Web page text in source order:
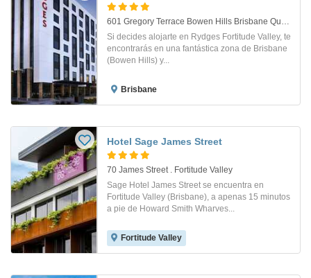
601 Gregory Terrace Bowen Hills Brisbane Queensland Australia . Brisbane
Si decides alojarte en Rydges Fortitude Valley, te
encontrarás en una fantástica zona de Brisbane
(Bowen Hills) y...
Brisbane
Hotel Sage James Street
70 James Street . Fortitude Valley
Sage Hotel James Street se encuentra en
Fortitude Valley (Brisbane), a apenas 15 minutos
a pie de Howard Smith Wharves...
Fortitude Valley